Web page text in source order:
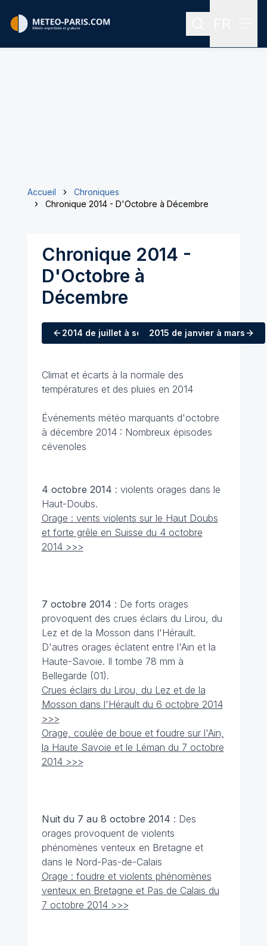
Rechercher
Accueil
Chroniques
Chronique 2014 - D'Octobre à Décembre
Chronique 2014 -
D'Octobre à
Décembre
2014 de juillet à septembre
2015 de janvier à mars
Climat et écarts à la normale des
températures et des pluies en 2014
Événements météo marquants d'octobre
à décembre 2014 : Nombreux épisodes
cévenoles
4 octobre 2014 : violents orages dans le
Haut-Doubs.
Orage : vents violents sur le Haut Doubs
et forte grêle en Suisse du 4 octobre
2014 >>>
7 octobre 2014 : De forts orages
provoquent des crues éclairs du Lirou, du
Lez et de la Mosson dans l'Hérault.
D'autres orages éclatent entre l'Ain et la
Haute-Savoie. Il tombe 78 mm à
Bellegarde (01).
Crues éclairs du Lirou, du Lez et de la
Mosson dans l'Hérault du 6 octobre 2014
>>>
Orage, coulée de boue et foudre sur l'Ain,
la Haute Savoie et le Léman du 7 octobre
2014 >>>
Nuit du 7 au 8 octobre 2014 : Des
orages provoquent de violents
phénomènes venteux en Bretagne et
dans le Nord-Pas-de-Calais
Orage : foudre et violents phénomènes
venteux en Bretagne et Pas de Calais du
7 octobre 2014 >>>